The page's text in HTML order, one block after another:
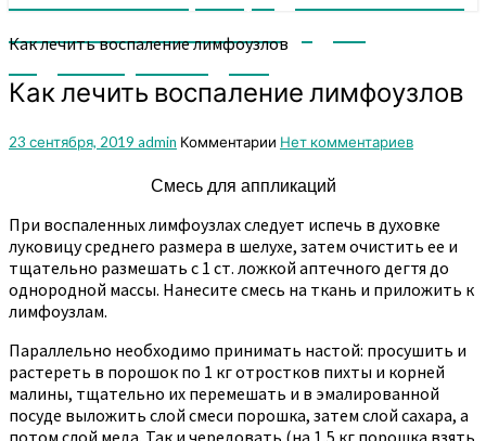
мы поможем вам или дадим
подсказку. Заходите
Как лечить воспаление лимфоузлов
Как лечить воспаление лимфоузлов
23 сентября, 2019 admin Комментарии Нет комментариев
Смесь для аппликаций
При воспаленных лимфоузлах следует испечь в духовке
луковицу среднего размера в шелухе, затем очистить ее и
тщательно размешать с 1 ст. ложкой аптечного дегтя до
однородной массы. Нанесите смесь на ткань и приложить к
лим­фоузлам.
Параллельно необходимо принимать настой: просушить и
растереть в порошок по 1 кг отростков пихты и корней
малины, тщательно их перемешать и в эмалированной
посуде выложить слой смеси порошка, затем слой сахара, а
потом слой меда. Так и чередовать (на 1,5 кг порошка взять